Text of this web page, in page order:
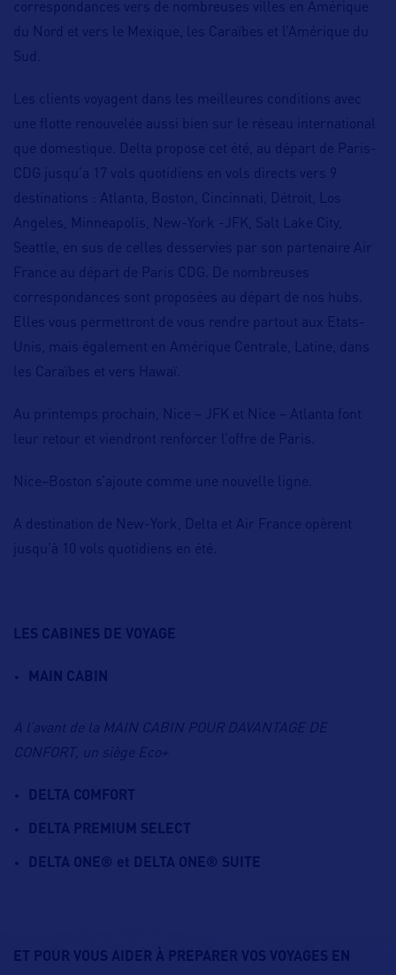
correspondances vers de nombreuses villes en Amérique
du Nord et vers le Mexique, les Caraïbes et l’Amérique du
Sud.
Les clients voyagent dans les meilleures conditions avec
une flotte renouvelée aussi bien sur le réseau international
que domestique. Delta propose cet été, au départ de Paris-
CDG jusqu’a 17 vols quotidiens en vols directs vers 9
destinations : Atlanta, Boston, Cincinnati, Détroit, Los
Angeles, Minneapolis, New-York -JFK, Salt Lake City,
Seattle, en sus de celles desservies par son partenaire Air
France au départ de Paris CDG. De nombreuses
correspondances sont proposées au départ de nos hubs.
Elles vous permettront de vous rendre partout aux Etats-
Unis, mais également en Amérique Centrale, Latine, dans
les Caraïbes et vers Hawaï.
Au printemps prochain, Nice – JFK et Nice – Atlanta font
leur retour et viendront renforcer l’offre de Paris.
Nice–Boston s’ajoute comme une nouvelle ligne.
A destination de New-York, Delta et Air France opèrent
jusqu’à 10 vols quotidiens en été.
LES CABINES DE VOYAGE
MAIN CABIN
A l’avant de la MAIN CABIN POUR DAVANTAGE DE
CONFORT, un siège Eco+
DELTA COMFORT
DELTA PREMIUM SELECT
DELTA ONE® et DELTA ONE® SUITE
ET POUR VOUS AIDER À PREPARER VOS VOYAGES EN